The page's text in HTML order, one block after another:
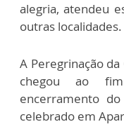
alegria, atendeu
outras localidades.
A Peregrinação
chegou ao
encerramento
celebrado em